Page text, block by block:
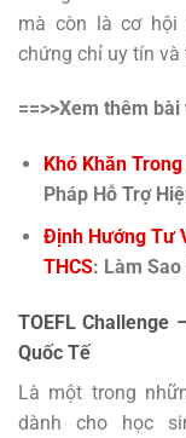
mà còn là cơ hội
chứng chỉ uy tín
==>>Xem thêm
Khó Khăn
Pháp Hỗ Trợ
Định Hướng Tư
THCS: Làm
TOEFL Challenge
Quốc Tế
Là một trong
dành cho học